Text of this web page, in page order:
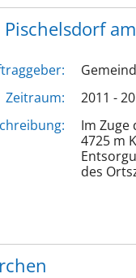
Zeitraum:
2011 -
Im
4725 m
des